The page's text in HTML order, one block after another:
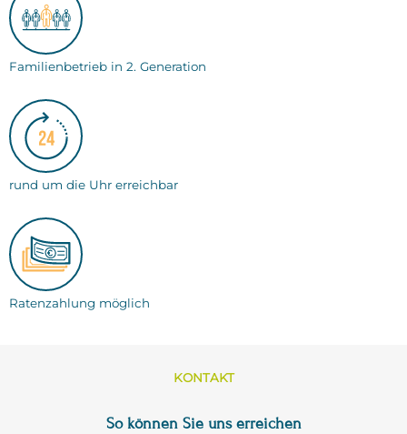
Familienbetrieb in 2. Generation
rund um die Uhr erreichbar
Ratenzahlung möglich
KONTAKT
So können Sie uns erreichen